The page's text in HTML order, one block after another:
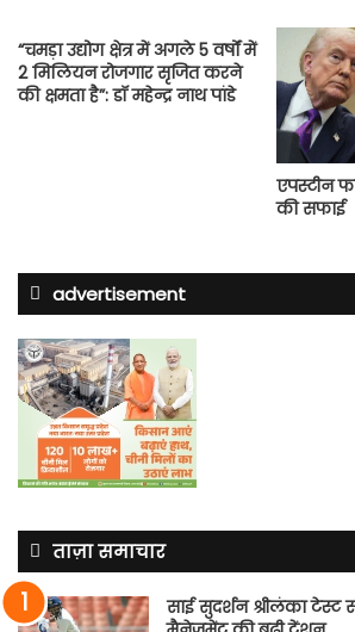
“चमड़ा उद्योग क्षेत्र में अगले 5 वर्षों में
2 मिलियन रोजगार सृजित करने
की क्षमता है”: डॉ महेन्द्र नाथ पांडे
एपस्टीन
की सफाई
advertisement
ताज़ा समाचार
साई सुदर्शन श्रीलंका टेस्ट